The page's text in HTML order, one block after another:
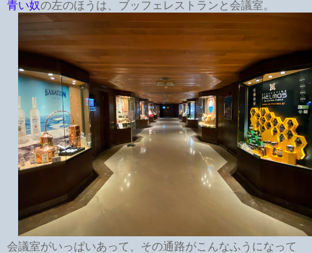
青い奴の左のほうは、ブッフェレストランと会議室。
会議室がいっぱいあって、その通路がこんなふうになって